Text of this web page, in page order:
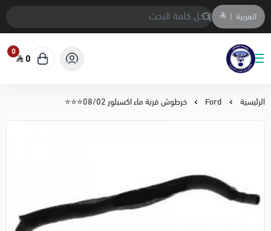
العربية |
متجر المحمادي لقطع السيارات
0
0
الرئيسية Ford خرطوش قربة ماء اكسبلور 08/02⭐⭐⭐